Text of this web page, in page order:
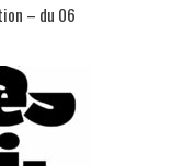
– du 06